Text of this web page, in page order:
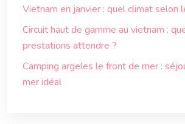
Vietnam en janvier : quel climat selon
Circuit haut de gamme au vietnam :
prestations attendre ?
Camping argeles le front de mer :
mer idéal